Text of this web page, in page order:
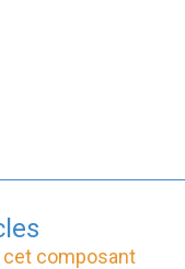
cet composant